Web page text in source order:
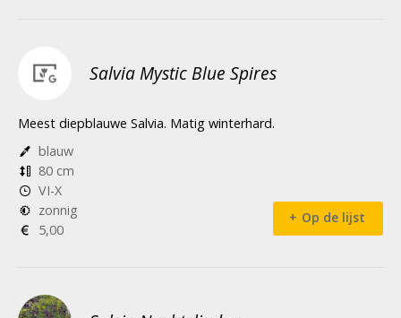
Salvia Mystic Blue Spires
Meest diepblauwe Salvia. Matig winterhard.
blauw
80 cm
VI-X
zonnig
5,00
Op de lijst